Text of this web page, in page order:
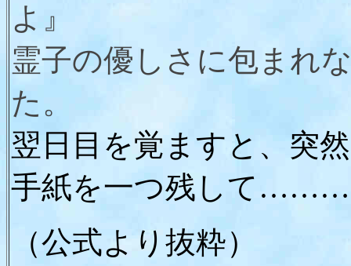
よ』
霊子の優しさに包まれ
た。
翌日目を覚ますと、突
手紙を一つ残して
（公式より抜粋）